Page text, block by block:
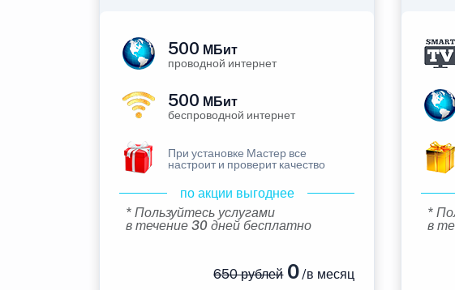
500 МБит
проводной интернет
500 МБит
беспроводной интернет
При установке Мастер все
настроит и проверит качество
по акции выгоднее
* Пользуйтесь услугами
в течение 30 дней бесплатно
650 рублей0/в месяц
*
в